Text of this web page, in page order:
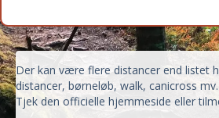
Der kan være flere distancer end listet
distancer, børneløb, walk, canicross
Tjek den officielle hjemmeside eller